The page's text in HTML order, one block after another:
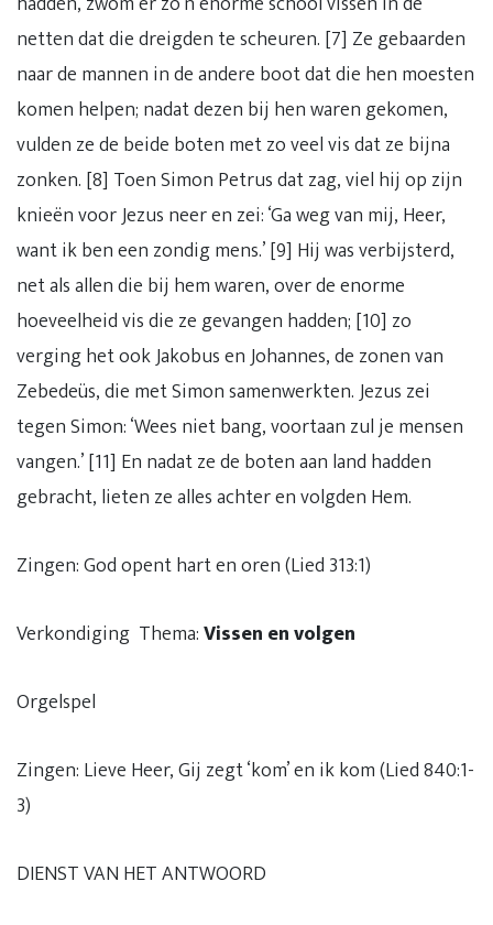
netten dat die dreigden te scheuren. [7] Ze gebaarden
naar de mannen in de andere boot dat die hen moesten
komen helpen; nadat dezen bij hen waren gekomen,
vulden ze de beide boten met zo veel vis dat ze bijna
zonken. [8] Toen Simon Petrus dat zag, viel hij op zijn
knieën voor Jezus neer en zei: ‘Ga weg van mij, Heer,
want ik ben een zondig mens.’ [9] Hij was verbijsterd,
net als allen die bij hem waren, over de enorme
hoeveelheid vis die ze gevangen hadden; [10] zo
verging het ook Jakobus en Johannes, de zonen van
Zebedeüs, die met Simon samenwerkten. Jezus zei
tegen Simon: ‘Wees niet bang, voortaan zul je mensen
vangen.’ [11] En nadat ze de boten aan land hadden
gebracht, lieten ze alles achter en volgden Hem.
Zingen: God opent hart en oren (Lied 313:1)
Verkondiging Thema:Vissen en volgen
Orgelspel
Zingen: Lieve Heer, Gij zegt ‘kom’ en ik kom (Lied 840:1-
3)
DIENST VAN HET ANTWOORD